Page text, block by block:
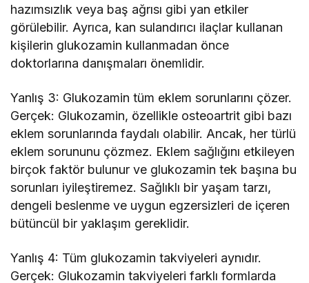
hazımsızlık veya baş ağrısı gibi yan etkiler
görülebilir. Ayrıca, kan sulandırıcı ilaçlar kullanan
kişilerin glukozamin kullanmadan önce
doktorlarına danışmaları önemlidir.
Yanlış 3: Glukozamin tüm eklem sorunlarını çözer.
Gerçek: Glukozamin, özellikle osteoartrit gibi bazı
eklem sorunlarında faydalı olabilir. Ancak, her türlü
eklem sorununu çözmez. Eklem sağlığını etkileyen
birçok faktör bulunur ve glukozamin tek başına bu
sorunları iyileştiremez. Sağlıklı bir yaşam tarzı,
dengeli beslenme ve uygun egzersizleri de içeren
bütüncül bir yaklaşım gereklidir.
Yanlış 4: Tüm glukozamin takviyeleri aynıdır.
Gerçek: Glukozamin takviyeleri farklı formlarda